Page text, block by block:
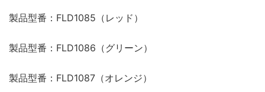
製品型番：FLD1085（レッド）
製品型番：FLD1086（グリーン）
製品型番：FLD1087（オレンジ）